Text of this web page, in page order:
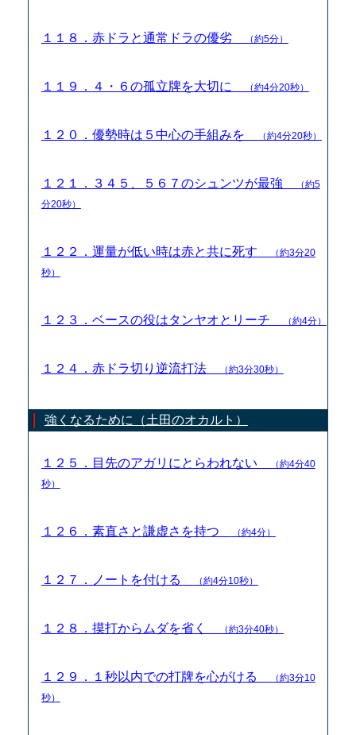
１１８．赤ドラと通常ドラの優劣 （約5分）
１１９．４・６の孤立牌を大切に （約4分20秒）
１２０．優勢時は５中心の手組みを （約4分20秒）
１２１．３４５、５６７のシュンツが最強
（約5
分20秒）
１２２．運量が低い時は赤と共に死す
（約3分20
秒）
１２３．ベースの役はタンヤオとリーチ （約4分）
１２４．赤ドラ切り逆流打法 （約3分30秒）
強くなるために（土田のオカルト）
１２５．目先のアガリにとらわれない
（約4分40
秒）
１２６．素直さと謙虚さを持つ （約4分）
１２７．ノートを付ける （約4分10秒）
１２８．摸打からムダを省く （約3分40秒）
１２９．１秒以内での打牌を心がける
（約3分10
秒）